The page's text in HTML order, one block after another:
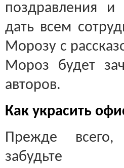
поздравления
дать всем
Морозу с
Мороз будет
авторов.
Как украсить
Прежде